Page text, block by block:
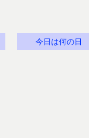
今日は何の日